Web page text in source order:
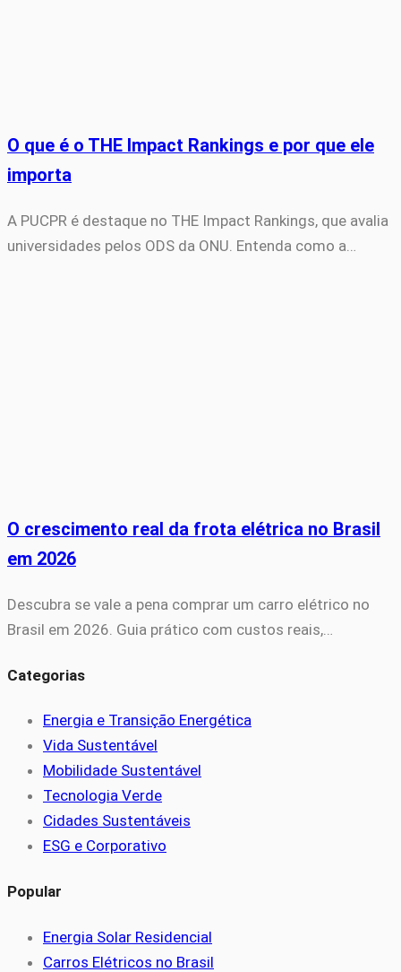
O que é o THE Impact Rankings e por que ele
importa
A PUCPR é destaque no THE Impact Rankings, que avalia
universidades pelos ODS da ONU. Entenda como a…
O crescimento real da frota elétrica no Brasil
em 2026
Descubra se vale a pena comprar um carro elétrico no
Brasil em 2026. Guia prático com custos reais,…
Categorias
Energia e Transição Energética
Vida Sustentável
Mobilidade Sustentável
Tecnologia Verde
Cidades Sustentáveis
ESG e Corporativo
Popular
Energia Solar Residencial
Carros Elétricos no Brasil